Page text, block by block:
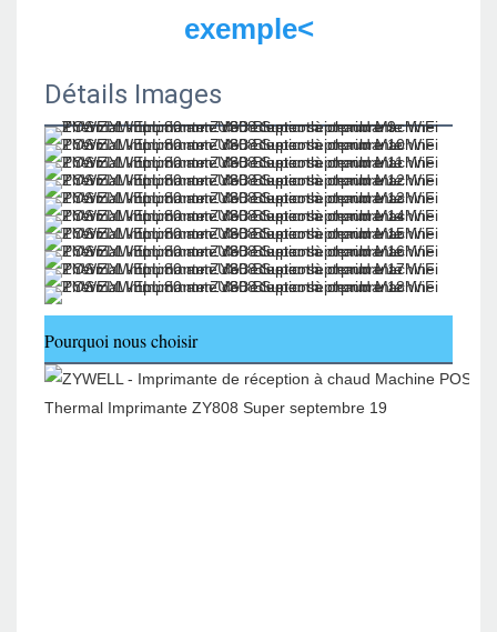
exemple<
Détails Images
Pourquoi nous choisir